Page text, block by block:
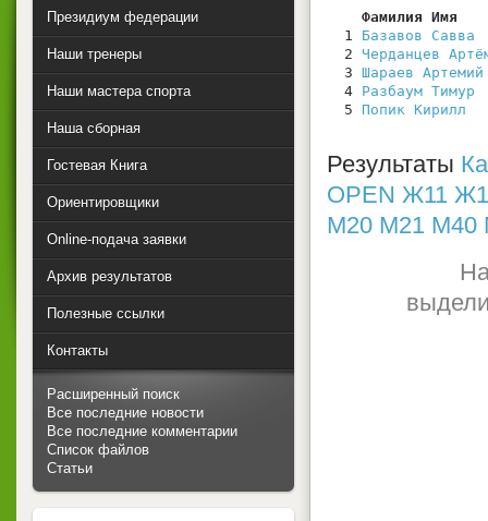
Фамилия Имя
  1
Базавов Савва
  2
Черданцев
  3
Шараев Артемий
  4
Разбаум Тимур
  5
Попик Кирилл
Результаты
OPEN Ж11
М20 М21 М40
Президиум федерации
Наши тренеры
Наши мастера спорта
Наша сборная
Гостевая Книга
Ориентировщики
Online-подача заявки
Архив результатов
Полезные ссылки
Контакты
Расширенный поиск
Все последние новости
Все последние комментарии
Список файлов
Статьи